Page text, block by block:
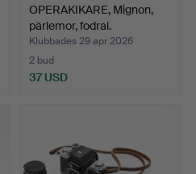
OPERAKIKARE, Mignon,
pärlemor, fodral.
Klubbades 29 apr 2026
2 bud
37 USD